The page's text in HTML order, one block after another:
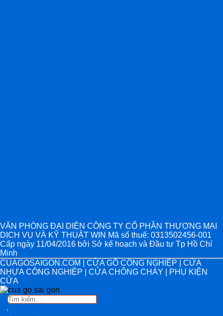
VĂN PHÒNG ĐẠI DIỆN CÔNG TY CỔ PHẦN THƯƠNG MẠI
DỊCH VỤ VÀ KỸ THUẬT WIN Mã số thuế: 0313502456-001
Cấp ngày 11/04/2016 bởi Sở kế hoạch và Đầu tư Tp Hồ Chí
Minh
CUAGOSAIGON.COM | CỬA GỖ CÔNG NGHIỆP | CỬA
NHỰA CÔNG NGHIỆP | CỬA CHỐNG CHÁY | PHỤ KIỆN
CỬA
Tìm